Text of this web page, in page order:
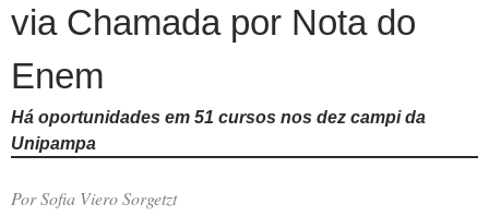
via Chamada por Nota do
Enem
Há oportunidades em 51 cursos nos dez campi da
Unipampa
Por Sofia Viero Sorgetzt